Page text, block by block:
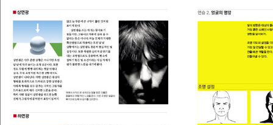
습니다.